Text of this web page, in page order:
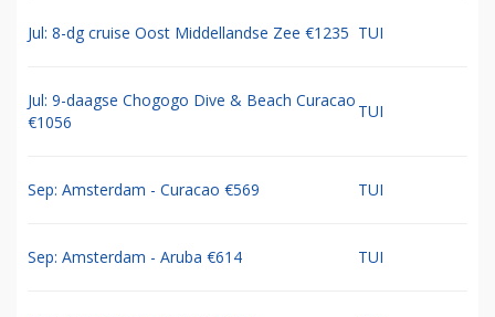
Jul: 8-dg cruise Oost Middellandse Zee €1235 TUI
Jul: 9-daagse Chogogo Dive & Beach Curacao
€1056
TUI
Sep: Amsterdam - Curacao €569 TUI
Sep: Amsterdam - Aruba €614 TUI